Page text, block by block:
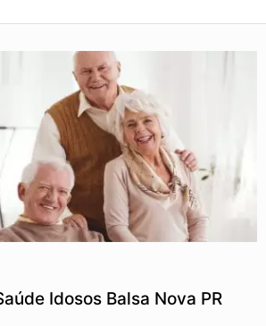
Idosos Balsa Nova PR